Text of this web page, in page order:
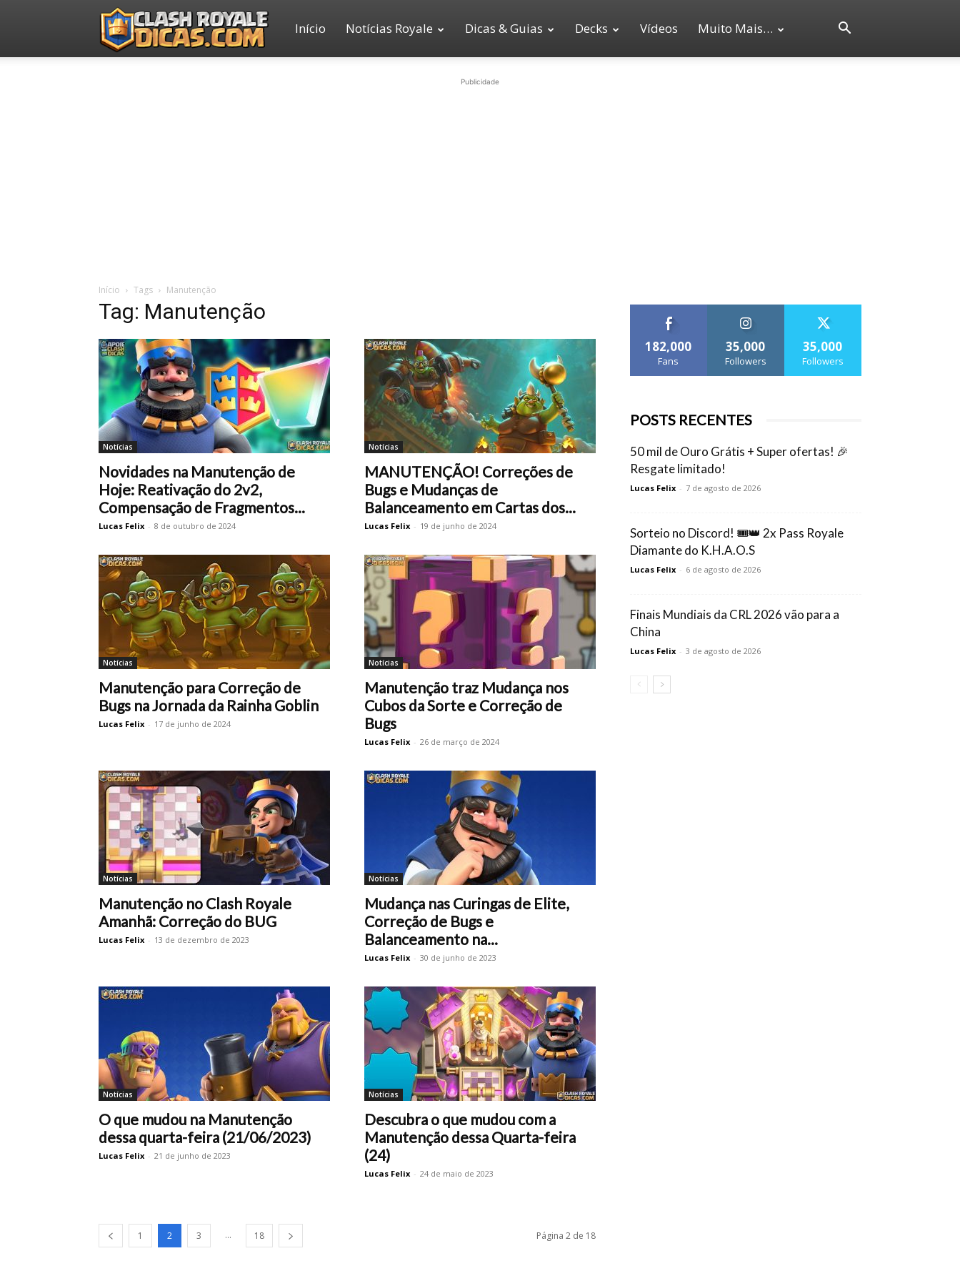
Clash
Início Notícias Royale Dicas & Guias Decks Vídeos Muito Mais…
Publicidade
Início Tags Manutenção
Tag: Manutenção
Notícias
Novidades na Manutenção de
Hoje: Reativação do 2v2,
Compensação de Fragmentos...
Lucas Felix - 8 de outubro de 2024
Notícias
MANUTENÇÃO! Correções de
Bugs e Mudanças de
Balanceamento em Cartas dos...
Lucas Felix - 19 de junho de 2024
Notícias
Manutenção para Correção de
Bugs na Jornada da Rainha Goblin
Lucas Felix - 17 de junho de 2024
Notícias
Manutenção traz Mudança nos
Cubos da Sorte e Correção de
Bugs
Lucas Felix - 26 de março de 2024
Notícias
Manutenção no Clash Royale
Amanhã: Correção do BUG
Lucas Felix - 13 de dezembro de 2023
Notícias
Mudança nas Curingas de Elite,
Correção de Bugs e
Balanceamento na...
Lucas Felix - 30 de junho de 2023
Notícias
O que mudou na Manutenção
dessa quarta-feira (21/06/2023)
Lucas Felix - 21 de junho de 2023
Notícias
Descubra o que mudou com a
Manutenção dessa Quarta-feira
(24)
Lucas Felix - 24 de maio de 2023
1 2 3 ... 18 Página 2 de 18
182,000
Fans
35,000
Followers
35,000
Followers
POSTS RECENTES
50 mil de Ouro Grátis + Super ofertas! 🎉
Resgate limitado!
Lucas Felix - 7 de agosto de 2026
Sorteio no Discord! 🎟️👑 2x Pass Royale
Diamante do K.H.A.O.S
Lucas Felix - 6 de agosto de 2026
Finais Mundiais da CRL 2026 vão para a
China
Lucas Felix - 3 de agosto de 2026